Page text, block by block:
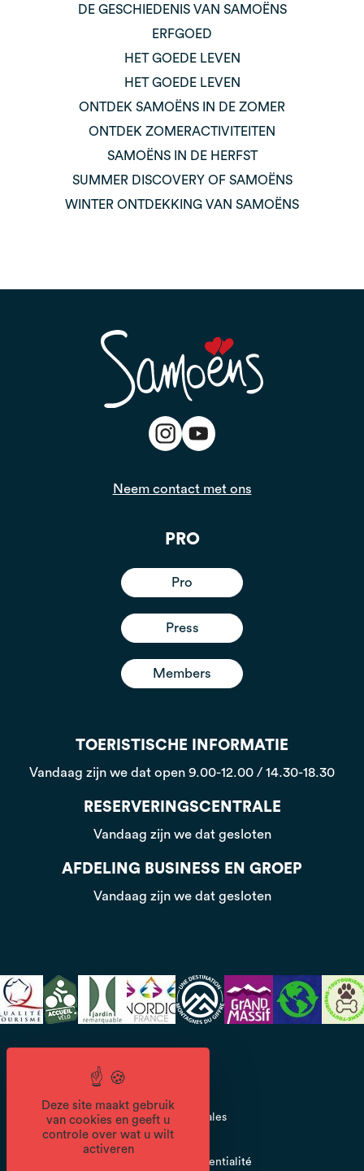
DE GESCHIEDENIS VAN SAMOËNS
ERFGOED
HET GOEDE LEVEN
HET GOEDE LEVEN
ONTDEK SAMOËNS IN DE ZOMER
ONTDEK ZOMERACTIVITEITEN
SAMOËNS IN DE HERFST
SUMMER DISCOVERY OF SAMOËNS
WINTER ONTDEKKING VAN SAMOËNS
Neem contact met ons
PRO
Pro
Press
Members
TOERISTISCHE INFORMATIE
Vandaag zijn we dat open 9.00-12.00 / 14.30-18.30
RESERVERINGSCENTRALE
Vandaag zijn we dat gesloten
AFDELING BUSINESS EN GROEP
Vandaag zijn we dat gesloten
Mentions légales
Politique de confidentialité
Deze site maakt gebruik
van cookies en geeft u
controle over wat u wilt
activeren